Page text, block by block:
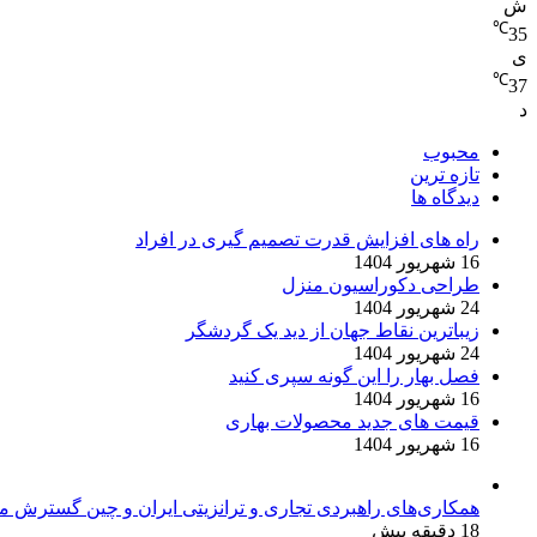
ش
35
℃
ی
37
℃
د
محبوب
تازه ترین
دیدگاه ها
راه های افزایش قدرت تصمیم گیری در افراد
16 شهریور 1404
طراحی دکوراسیون منزل
24 شهریور 1404
زیباترین نقاط جهان از دید یک گردشگر
24 شهریور 1404
فصل بهار را این گونه سپری کنید
16 شهریور 1404
قیمت های جدید محصولات بهاری
16 شهریور 1404
همکاری‌های راهبردی تجاری و ترانزیتی ایران و چین گسترش
18 دقیقه پیش